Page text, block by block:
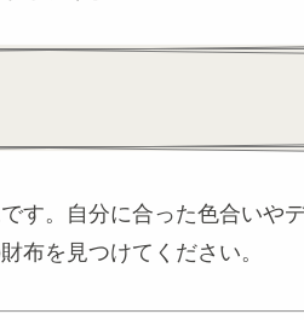
す。自分に合った色合いや
布を見つけてください。